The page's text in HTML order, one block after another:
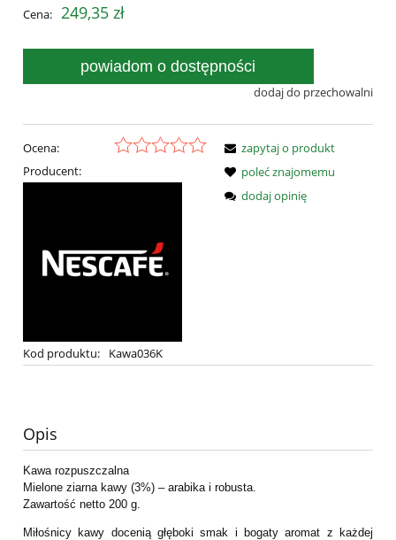
Cena: 249,35 zł
powiadom o dostępności
dodaj do przechowalni
Ocena:
Producent:
Kod produktu: Kawa036K
zapytaj o produkt
poleć znajomemu
dodaj opinię
Opis
Kawa rozpuszczalna
Mielone ziarna kawy (3%) – arabika i robusta.
Zawartość netto 200 g.
Miłośnicy kawy docenią głęboki smak i bogaty aromat z każdej